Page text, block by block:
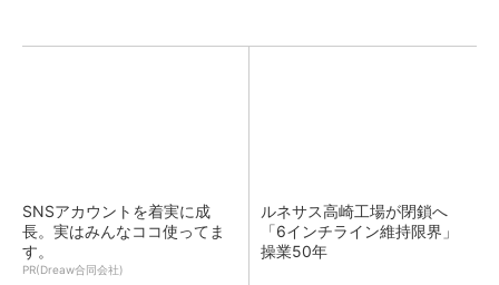
SNSアカウントを着実に成
長。実はみんなココ使ってま
す。
PR(Dreaw合同会社)
ルネサス高崎工場が閉鎖へ
「6インチライン維持限界」
操業50年